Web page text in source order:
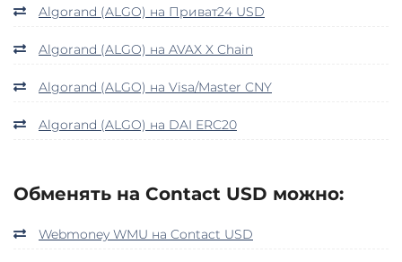
Algorand (ALGO) на Приват24 USD
Algorand (ALGO) на AVAX X Chain
Algorand (ALGO) на Visa/Master CNY
Algorand (ALGO) на DAI ERC20
Обменять на Contact USD можно:
Webmoney WMU на Contact USD